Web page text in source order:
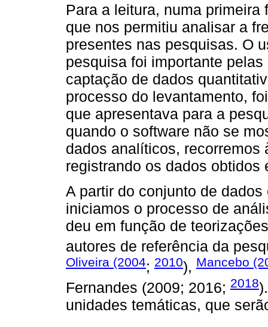
Para a leitura, numa
que nos permitiu analisar a
presentes nas pesquisas. O
pesquisa foi importante
captação de dados
processo do levantamento,
que apresentava para a
quando o software não se
dados analíticos, recorremos
registrando os dados obtidos
A partir do conjunto de
iniciamos o processo de
deu em função de
autores de referência da
Oliveira (2004; 2010), Mancebo
Fernandes (2009; 2016; 2018
unidades temáticas, que